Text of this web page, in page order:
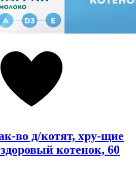
д/котят, хру-щие
котенок, 60